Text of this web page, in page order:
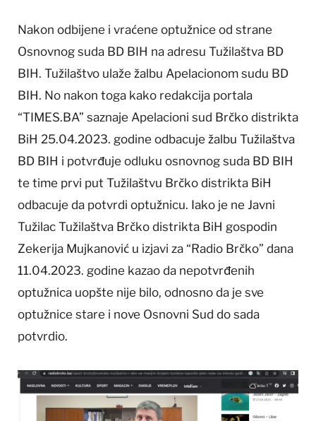
Nakon odbijene i vraćene optužnice od strane
Osnovnog suda BD BIH na adresu Tužilaštva BD
BIH. Tužilaštvo ulaže žalbu Apelacionom sudu BD
BIH. No nakon toga kako redakcija portala
“TIMES.BA” saznaje Apelacioni sud Brčko distrikta
BiH 25.04.2023. godine odbacuje žalbu Tužilaštva
BD BIH i potvrđuje odluku osnovnog suda BD BIH
te time prvi put Tužilaštvu Brčko distrikta BiH
odbacuje da potvrdi optužnicu. Iako je ne Javni
Tužilac Tužilaštva Brčko distrikta BiH gospodin
Zekerija Mujkanović u izjavi za “Radio Brčko” dana
11.04.2023. godine kazao da nepotvrđenih
optužnica uopšte nije bilo, odnosno da je sve
optužnice stare i nove Osnovni Sud do sada
potvrdio.